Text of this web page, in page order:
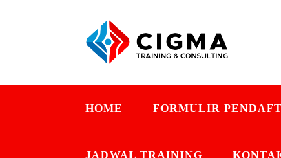
HOME FORMULIR
JADWAL TRAINING